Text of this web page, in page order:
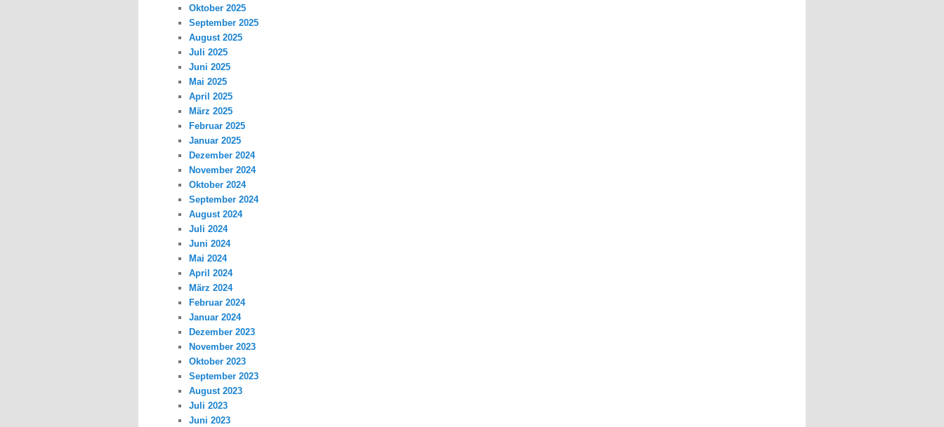
Oktober 2025
September 2025
August 2025
Juli 2025
Juni 2025
Mai 2025
April 2025
März 2025
Februar 2025
Januar 2025
Dezember 2024
November 2024
Oktober 2024
September 2024
August 2024
Juli 2024
Juni 2024
Mai 2024
April 2024
März 2024
Februar 2024
Januar 2024
Dezember 2023
November 2023
Oktober 2023
September 2023
August 2023
Juli 2023
Juni 2023